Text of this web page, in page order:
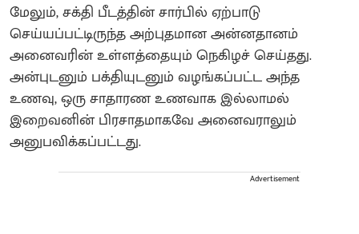
மேலும், சக்தி பீடத்தின் சார்பில் ஏற்பாடு
செய்யப்பட்டிருந்த அற்புதமான அன்னதானம்
அனைவரின் உள்ளத்தையும் நெகிழச் செய்தது.
அன்புடனும் பக்தியுடனும் வழங்கப்பட்ட அந்த
உணவு, ஒரு சாதாரண உணவாக இல்லாமல்
இறைவனின் பிரசாதமாகவே அனைவராலும்
அனுபவிக்கப்பட்டது.
Advertisement